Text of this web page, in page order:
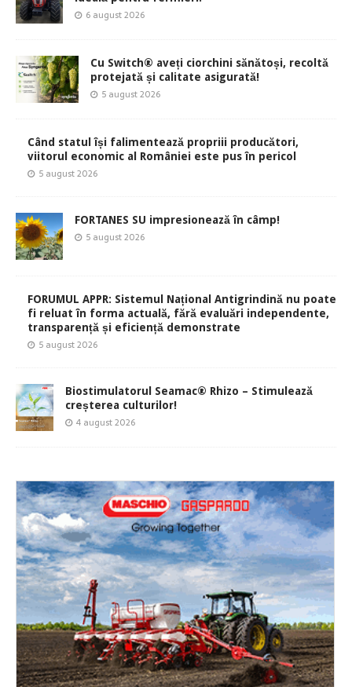
6 august 2026
Cu Switch® aveți ciorchini sănătoși, recoltă
protejată și calitate asigurată!
5 august 2026
Când statul își falimentează propriii producători,
viitorul economic al României este pus în pericol
5 august 2026
FORTANES SU impresionează în câmp!
5 august 2026
FORUMUL APPR: Sistemul Național Antigrindină nu poate
fi reluat în forma actuală, fără evaluări independente,
transparență și eficiență demonstrate
5 august 2026
Biostimulatorul Seamac® Rhizo – Stimulează
creșterea culturilor!
4 august 2026